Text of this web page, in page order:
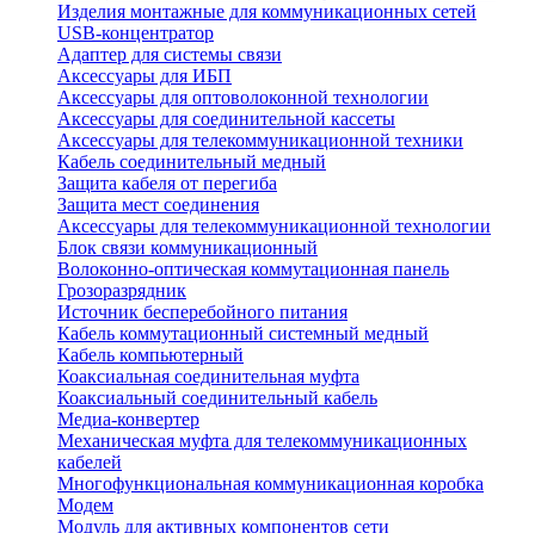
Изделия монтажные для коммуникационных сетей
USB-концентратор
Адаптер для системы связи
Аксессуары для ИБП
Аксессуары для оптоволоконной технологии
Аксессуары для соединительной кассеты
Аксессуары для телекоммуникационной техники
Кабель соединительный медный
Защита кабеля от перегиба
Защита мест соединения
Аксессуары для телекоммуникационной технологии
Блок связи коммуникационный
Волоконно-оптическая коммутационная панель
Грозоразрядник
Источник бесперебойного питания
Кабель коммутационный системный медный
Кабель компьютерный
Коаксиальная соединительная муфта
Коаксиальный соединительный кабель
Медиа-конвертер
Механическая муфта для телекоммуникационных
кабелей
Многофункциональная коммуникационная коробка
Модем
Модуль для активных компонентов сети